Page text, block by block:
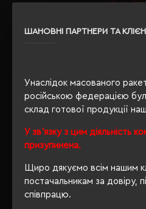
ШАНОВНІ ПАРТНЕРИ ТА
Унаслідок масованого
російською федерацією
склад готової продукції
У зв'язку з цим діяльність
призупинена.
Щиро дякуємо всім нашим
постачальникам за довіру,
співпрацю.
OEKO-
Recycled
ВІДГУКИ